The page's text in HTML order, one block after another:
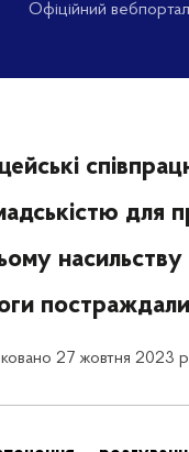
Офіційний вебпортал
для
насильству
27 жовтня 2023